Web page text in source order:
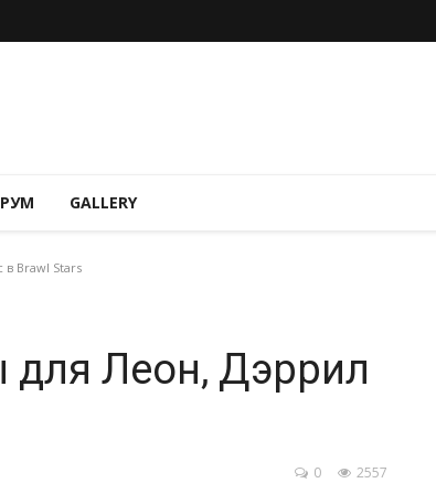
GALLERY
Brawl Stars
Леон, Дэррил
2557
0